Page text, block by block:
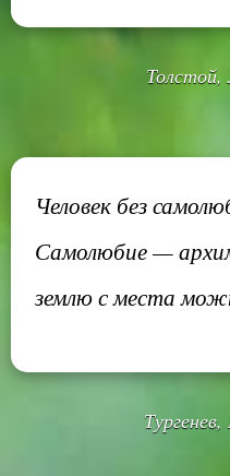
Толстой,
Человек без
Самолюбие —
землю с места